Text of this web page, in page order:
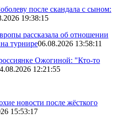
после скандала с сыном:
19:38:15
рассказала об отношении
турнире06.08.2026 13:58:11
Ожогиной: "Кто-то
12:21:55
новости после жёсткого
15:53:17